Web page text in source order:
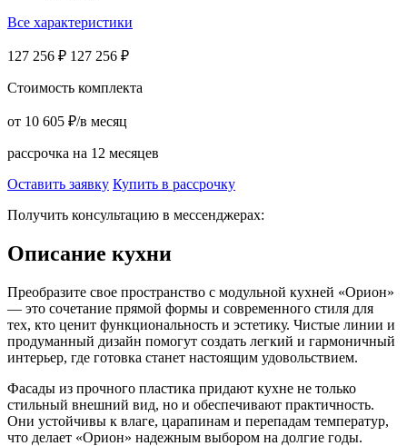
Все характеристики
127 256 ₽ 127 256 ₽
Стоимость комплекта
от 10 605 ₽/в месяц
рассрочка на 12 месяцев
Оставить заявку Купить в рассрочку
Получить консультацию в мессенджерах:
Описание кухни
Преобразите свое пространство с модульной кухней «Орион»
— это сочетание прямой формы и современного стиля для
тех, кто ценит функциональность и эстетику. Чистые линии и
продуманный дизайн помогут создать легкий и гармоничный
интерьер, где готовка станет настоящим удовольствием.
Фасады из прочного пластика придают кухне не только
стильный внешний вид, но и обеспечивают практичность.
Они устойчивы к влаге, царапинам и перепадам температур,
что делает «Орион» надежным выбором на долгие годы.